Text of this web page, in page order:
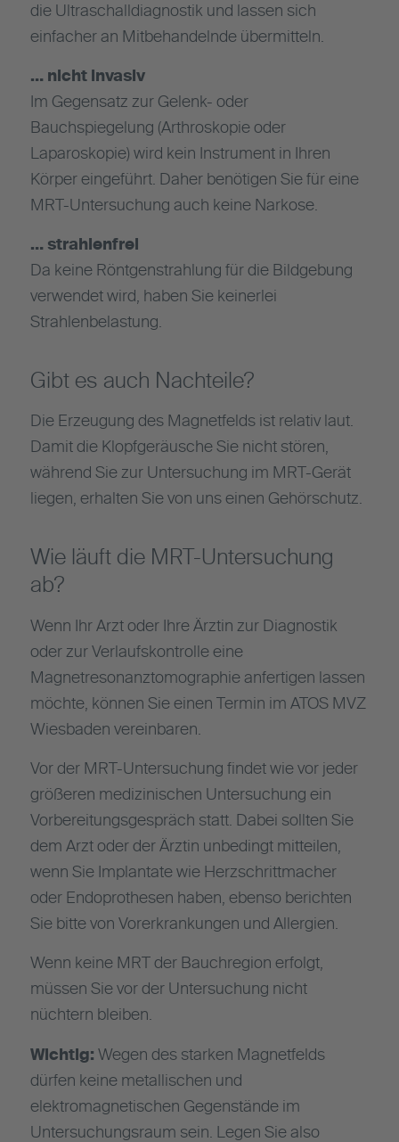
die Ultraschalldiagnostik und lassen sich
einfacher an Mitbehandelnde übermitteln.
… nicht invasiv
Im Gegensatz zur Gelenk- oder
Bauchspiegelung (Arthroskopie oder
Laparoskopie) wird kein Instrument in Ihren
Körper eingeführt. Daher benötigen Sie für eine
MRT-Untersuchung auch keine Narkose.
… strahlenfrei
Da keine Röntgenstrahlung für die Bildgebung
verwendet wird, haben Sie keinerlei
Strahlenbelastung.
Gibt es auch Nachteile?
Die Erzeugung des Magnetfelds ist relativ laut.
Damit die Klopfgeräusche Sie nicht stören,
während Sie zur Untersuchung im MRT-Gerät
liegen, erhalten Sie von uns einen Gehörschutz.
Wie läuft die MRT-Untersuchung
ab?
Wenn Ihr Arzt oder Ihre Ärztin zur Diagnostik
oder zur Verlaufskontrolle eine
Magnetresonanztomographie anfertigen lassen
möchte, können Sie einen Termin im ATOS MVZ
Wiesbaden vereinbaren.
Vor der MRT-Untersuchung findet wie vor jeder
größeren medizinischen Untersuchung ein
Vorbereitungsgespräch statt. Dabei sollten Sie
dem Arzt oder der Ärztin unbedingt mitteilen,
wenn Sie Implantate wie Herzschrittmacher
oder Endoprothesen haben, ebenso berichten
Sie bitte von Vorerkrankungen und Allergien.
Wenn keine MRT der Bauchregion erfolgt,
müssen Sie vor der Untersuchung nicht
nüchtern bleiben.
Wichtig: Wegen des starken Magnetfelds
dürfen keine metallischen und
elektromagnetischen Gegenstände im
Untersuchungsraum sein. Legen Sie also